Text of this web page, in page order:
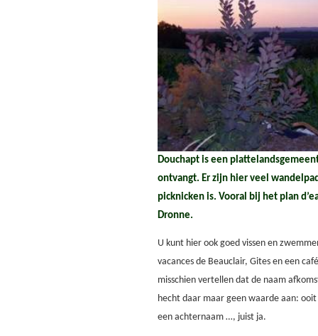
Douchapt is een
ontvangt. Er zijn hier veel
picknicken is. Vooral bij het plan
Dronne.
U kunt hier ook goed vissen en
vacances de Beauclair, Gites en een
misschien vertellen dat de naam
hecht daar maar geen waarde aan:
een achternaam …, juist ja.